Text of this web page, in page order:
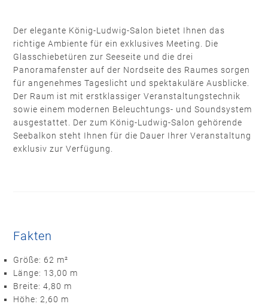
Der elegante König-Ludwig-Salon bietet Ihnen das
richtige Ambiente für ein exklusives Meeting. Die
Glasschiebetüren zur Seeseite und die drei
Panoramafenster auf der Nordseite des Raumes sorgen
für angenehmes Tageslicht und spektakuläre Ausblicke.
Der Raum ist mit erstklassiger Veranstaltungstechnik
sowie einem modernen Beleuchtungs- und Soundsystem
ausgestattet. Der zum König-Ludwig-Salon gehörende
Seebalkon steht Ihnen für die Dauer Ihrer Veranstaltung
exklusiv zur Verfügung.
Fakten
Größe: 62 m²
Länge: 13,00 m
Breite: 4,80 m
Höhe: 2,60 m